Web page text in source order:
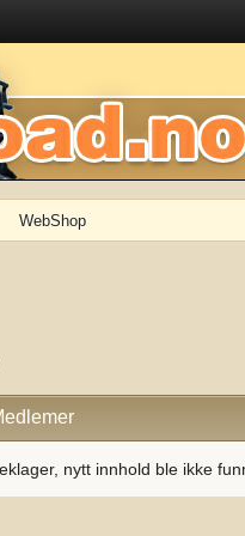
WebShop
nytt innhold ble ikke